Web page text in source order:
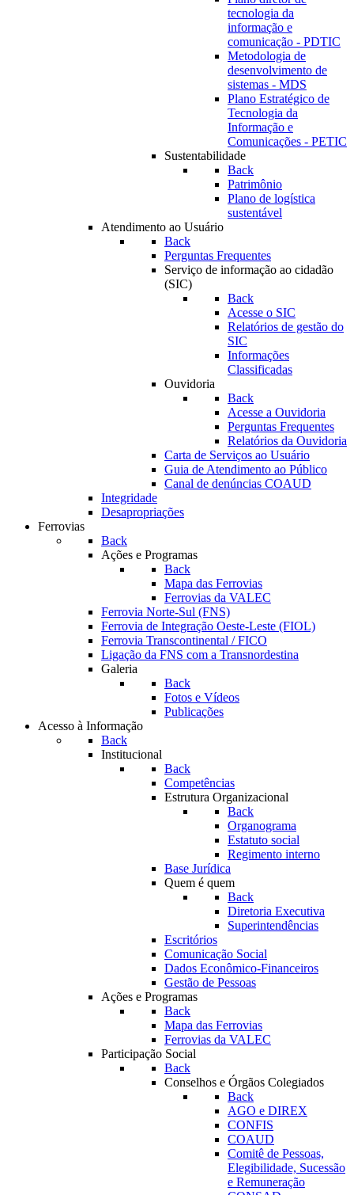
tecnologia da
informação e
comunicação - PDTIC
Metodologia de
desenvolvimento de
sistemas - MDS
Plano Estratégico de
Tecnologia da
Informação e
Comunicações - PETIC
Sustentabilidade
Back
Patrimônio
Plano de logística
sustentável
Atendimento ao Usuário
Back
Perguntas Frequentes
Serviço de informação ao cidadão
(SIC)
Back
Acesse o SIC
Relatórios de gestão do
SIC
Informações
Classificadas
Ouvidoria
Back
Acesse a Ouvidoria
Perguntas Frequentes
Relatórios da Ouvidoria
Carta de Serviços ao Usuário
Guia de Atendimento ao Público
Canal de denúncias COAUD
Integridade
Desapropriações
Ferrovias
Back
Ações e Programas
Back
Mapa das Ferrovias
Ferrovias da VALEC
Ferrovia Norte-Sul (FNS)
Ferrovia de Integração Oeste-Leste (FIOL)
Ferrovia Transcontinental / FICO
Ligação da FNS com a Transnordestina
Galeria
Back
Fotos e Vídeos
Publicações
Acesso à Informação
Back
Institucional
Back
Competências
Estrutura Organizacional
Back
Organograma
Estatuto social
Regimento interno
Base Jurídica
Quem é quem
Back
Diretoria Executiva
Superintendências
Escritórios
Comunicação Social
Dados Econômico-Financeiros
Gestão de Pessoas
Ações e Programas
Back
Mapa das Ferrovias
Ferrovias da VALEC
Participação Social
Back
Conselhos e Órgãos Colegiados
Back
AGO e DIREX
CONFIS
COAUD
Comitê de Pessoas,
Elegibilidade, Sucessão
e Remuneração